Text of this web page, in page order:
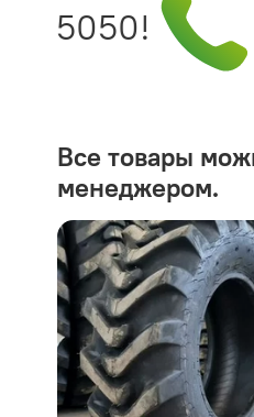
Все товары
менеджером.